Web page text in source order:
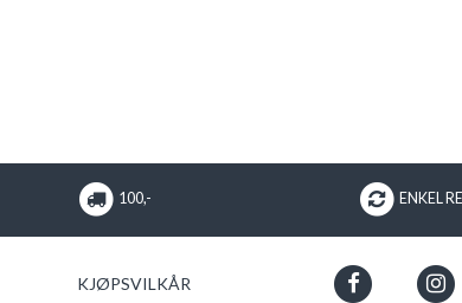
100,- ENKEL
KJØPSVILKÅR